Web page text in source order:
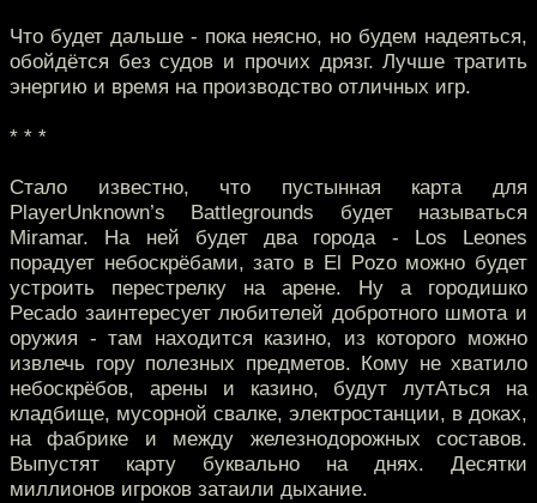
Что будет дальше - пока неясно, но будем надеяться,
обойдётся без судов и прочих дрязг. Лучше тратить
энергию и время на производство отличных игр.
* * *
Стало известно, что пустынная карта для
PlayerUnknown’s Battlegrounds будет называться
Miramar. На ней будет два города - Los Leones
порадует небоскрёбами, зато в El Pozo можно будет
устроить перестрелку на арене. Ну а городишко
Pecado заинтересует любителей добротного шмота и
оружия - там находится казино, из которого можно
извлечь гору полезных предметов. Кому не хватило
небоскрёбов, арены и казино, будут лутАться на
кладбище, мусорной свалке, электростанции, в доках,
на фабрике и между железнодорожных составов.
Выпустят карту буквально на днях. Десятки
миллионов игроков затаили дыхание.